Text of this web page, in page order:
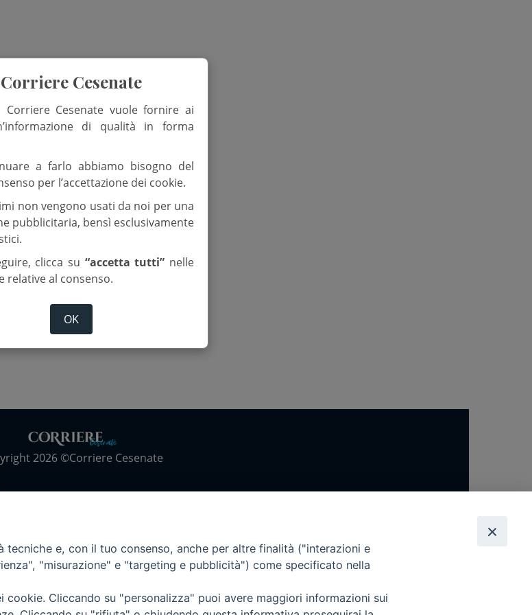
2026 ©Corriere Cesenate
Corriere Cesenate
Cesenate vuole fornire ai
di qualità in forma
a farlo abbiamo bisogno del
per l’accettazione dei cookie.
non vengono usati da noi per una
pubblicitaria, bensì esclusivamente
clicca su “accetta tutti” nelle
relative al consenso.
OK
e, con il tuo consenso, anche per altre finalità ("interazioni e
"misurazione" e "targeting e pubblicità") come specificato nella
Cliccando su "personalizza" puoi avere maggiori informazioni sui